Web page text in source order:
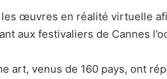
œuvres en réalité virtuelle
aux festivaliers de Cannes
art, venus de 160 pays, ont